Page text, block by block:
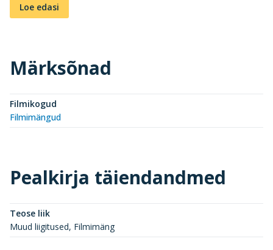
Loe edasi
Märksõnad
Filmikogud
Filmimängud
Pealkirja täiendandmed
Teose liik
Muud liigitused, Filmimäng